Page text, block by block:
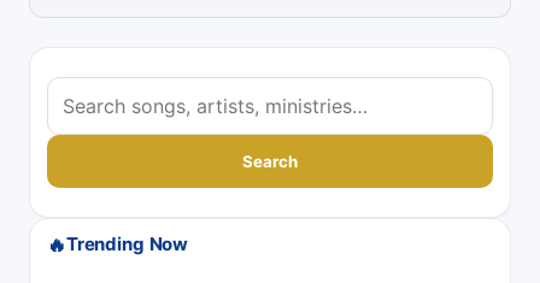
S
e
r
h
Search
🔥Trending Now